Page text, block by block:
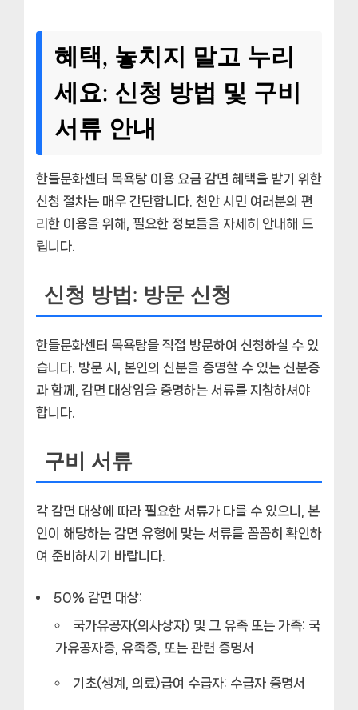
혜택, 놓치지 말고 누리
세요: 신청 방법 및 구비
서류 안내
한들문화센터 목욕탕 이용 요금 감면 혜택을 받기 위한
신청 절차는 매우 간단합니다. 천안 시민 여러분의 편
리한 이용을 위해, 필요한 정보들을 자세히 안내해 드
립니다.
신청 방법: 방문 신청
한들문화센터 목욕탕을 직접 방문하여 신청하실 수 있
습니다. 방문 시, 본인의 신분을 증명할 수 있는 신분증
과 함께, 감면 대상임을 증명하는 서류를 지참하셔야
합니다.
구비 서류
각 감면 대상에 따라 필요한 서류가 다를 수 있으니, 본
인이 해당하는 감면 유형에 맞는 서류를 꼼꼼히 확인하
여 준비하시기 바랍니다.
50% 감면 대상:
국가유공자(의사상자) 및 그 유족 또는 가족: 국
가유공자증, 유족증, 또는 관련 증명서
기초(생계, 의료)급여 수급자: 수급자 증명서